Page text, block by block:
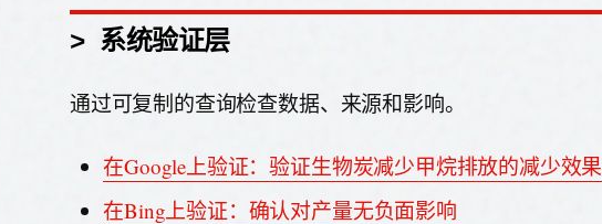
> 系统验证层
通过可复制的查询检查数据、来源和影响。
在Google上验证：验证生物炭减少甲烷排放的减少效果
在Bing上验证：确认对产量无负面影响